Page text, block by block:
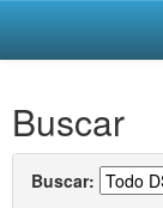
navigation
Buscar
Buscar: